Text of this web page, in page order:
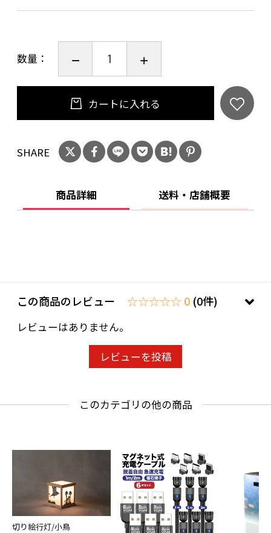
【京風】とのコラボレーションが現実となり
＊浮遊ウィルス不活性化の試験結果は、株式会
社食環境衛生研究所 試験番号：217714Ｎによ
り判定されています。
≪仕様・機能≫
品名：京風
本体外形寸法：幅276×奥行276×高さ570mm
本体重さ：6.6kg
風量：3段階調節(Sleep・弱・強)
動作音：50db
フィルター(筒型)：Photo Catalyst Coating(光
触媒コーティング) Activated Carbon(活性炭)
ダストレベル デジタル数値
その他：タイマー チャイルドロック
認証：PSE適合同等試験
数量：
カートに入れる
SHARE
商品詳細 送料・店舗概要
この商品のレビュー ☆☆☆☆☆ 0 (0件)
レビューはありません。
レビューを投稿
このカテゴリの他の商品
切り絵行灯/小鳥